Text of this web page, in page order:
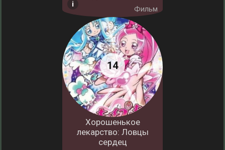
Фильм
Хорошенькое
лекарство: Ловцы
сердец